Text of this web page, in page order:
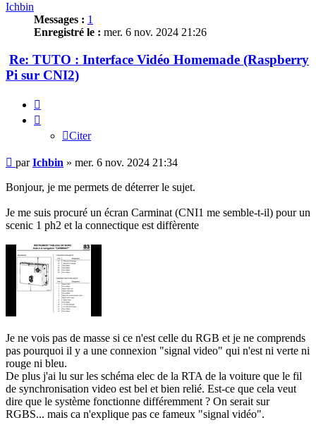
Ichbin
Messages : 1
Enregistré le : mer. 6 nov. 2024 21:26
Re: TUTO : Interface Vidéo Homemade (Raspberry
Pi sur CNI2)
Citer
Message
parIchbin » mer. 6 nov. 2024 21:34
Bonjour, je me permets de déterrer le sujet.
Je me suis procuré un écran Carminat (CNI1 me semble-t-il) pour un
scenic 1 ph2 et la connectique est diffèrente
Je ne vois pas de masse si ce n'est celle du RGB et je ne comprends
pas pourquoi il y a une connexion "signal video" qui n'est ni verte ni
rouge ni bleu.
De plus j'ai lu sur les schéma elec de la RTA de la voiture que le fil
de synchronisation video est bel et bien relié. Est-ce que cela veut
dire que le système fonctionne différemment ? On serait sur
RGBS... mais ca n'explique pas ce fameux "signal vidéo".